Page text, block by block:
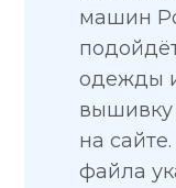
машин
одежды
вышивку
на
файла